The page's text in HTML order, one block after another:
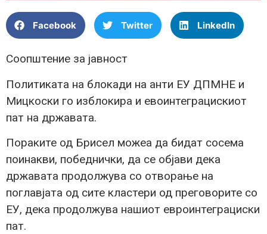
Facebook Twitter LinkedIn
Соопштение за јавност
Политиката на блокади на анти ЕУ ДПМНЕ и
Мицкоски го изблокира и евоинтеграцискиот
пат на државата.
Пораките од Брисел можеа да бидат сосема
поинакви, победнички, да се објави дека
државата продолжува со отворање на
поглавјата од сите кластери од преговорите со
ЕУ, дека продолжува нашиот евроинтеграциски
пат.